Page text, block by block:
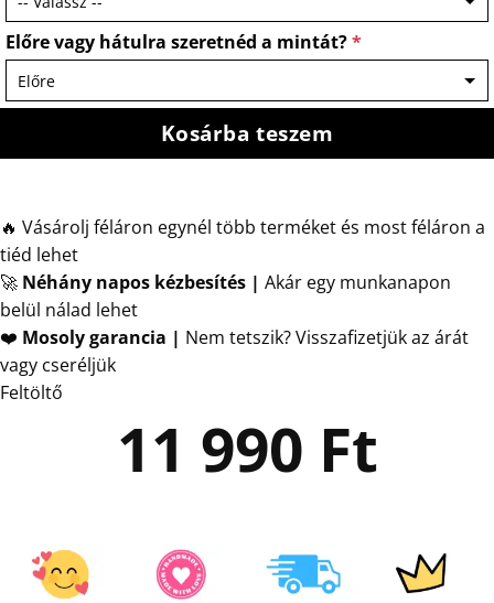
Előre vagy hátulra szeretnéd a mintát?*
Kosárba teszem
🔥 Vásárolj féláron egynél több terméket és most féláron a
tiéd lehet
🚀 Néhány napos kézbesítés | Akár egy munkanapon
belül nálad lehet
❤️ Mosoly garancia | Nem tetszik? Visszafizetjük az árát
vagy cseréljük
Feltöltő
11 990 Ft